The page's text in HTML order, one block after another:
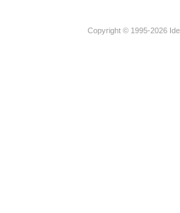
Copyright © 1995-2026